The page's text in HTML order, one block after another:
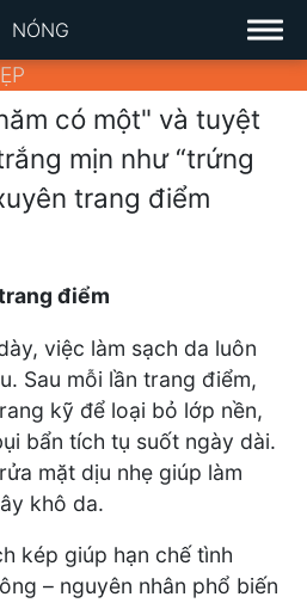
NÓNG
có một" và tuyệt
mịn như “trứng
trang điểm
điểm
việc làm sạch da luôn
Sau mỗi lần trang điểm,
kỹ để loại bỏ lớp nền,
bẩn tích tụ suốt ngày dài.
mặt dịu nhẹ giúp làm
khô da.
kép giúp hạn chế tình
– nguyên nhân phổ biến